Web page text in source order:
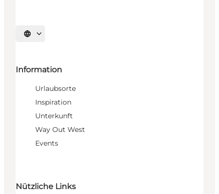
Sprache auswählen
Information
Urlaubsorte
Inspiration
Unterkunft
Way Out West
Events
Nützliche Links